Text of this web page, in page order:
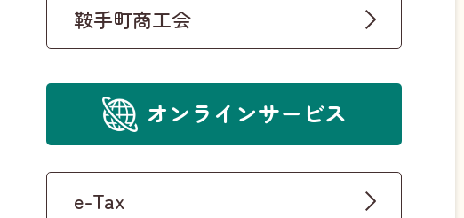
鞍手町商工会
オンラインサービス
e-Tax